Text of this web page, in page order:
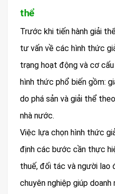
thể
Trước khi tiến hành giải
tư vấn về các hình thức
trạng hoạt động và cơ
hình thức phổ biến gồm:
do phá sản và giải thể
nhà nước.
Việc lựa chọn hình thức
định các bước cần thực
thuế, đối tác và người lao
chuyên nghiệp giúp doanh